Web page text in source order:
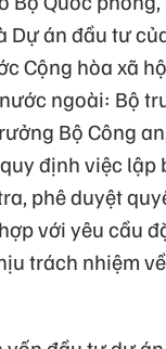
Dự án đầu tư
Cộng hòa xã
ngoài: Bộ
Bộ Công
định việc lập
phê duyệt
với yêu cầu
trách nhiệm